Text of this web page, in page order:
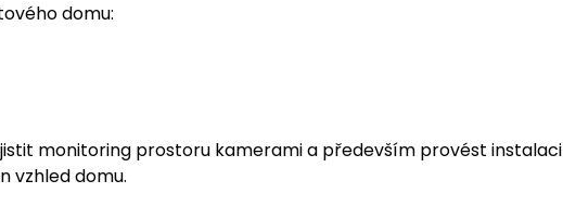
domu:
monitoring prostoru kamerami a především provést instalaci
vzhled domu.